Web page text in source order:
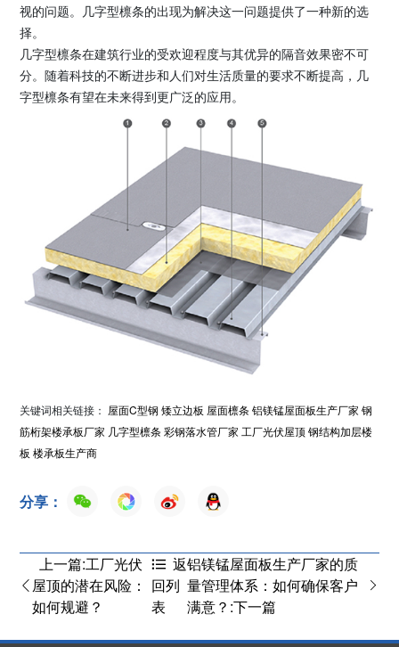
视的问题。几字型檩条的出现为解决这一问题提供了一种新的选
择。
几字型檩条在建筑行业的受欢迎程度与其优异的隔音效果密不可
分。随着科技的不断进步和人们对生活质量的要求不断提高，几
字型檩条有望在未来得到更广泛的应用。
关键词相关链接： 屋面C型钢 矮立边板 屋面檩条 铝镁锰屋面板生产厂家 钢
筋桁架楼承板厂家 几字型檩条 彩钢落水管厂家 工厂光伏屋顶 钢结构加层楼
板 楼承板生产商
分享：
上一篇:工厂光伏
屋顶的潜在风险：
如何规避？
返
回列
表
铝镁锰屋面板生产厂家的质
量管理体系：如何确保客户
满意？:下一篇